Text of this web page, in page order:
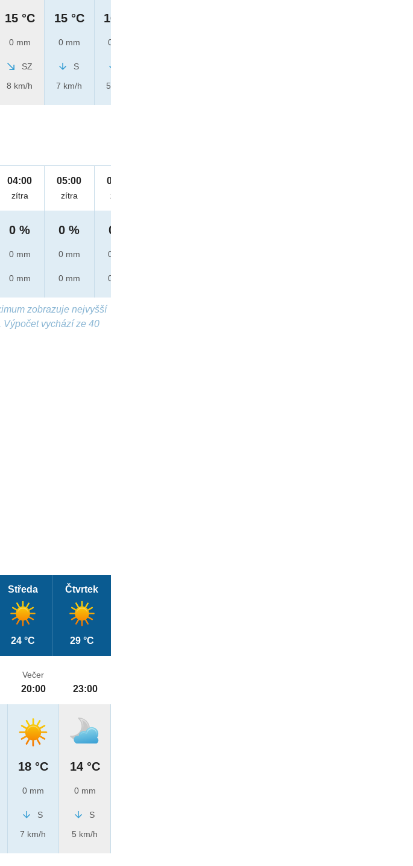
15 °C
0 mm
SZ
8 km/h
15 °C
0 mm
S
7 km/h
16 °C
0 mm
5 km/h
04:00
zítra
0 %
0 mm
0 mm
05:00
zítra
0 %
0 mm
0 mm
06:00
zítra
0 %
0 mm
0 mm
zobrazuje nejvyšší
vychází ze 40
Středa
24 °C
Čtvrtek
29 °C
Večer
20:00
18 °C
0 mm
S
7 km/h
23:00
14 °C
0 mm
S
5 km/h